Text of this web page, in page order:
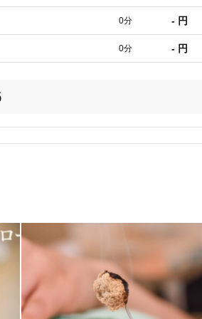
ます。
0分 - 円
0分 - 円